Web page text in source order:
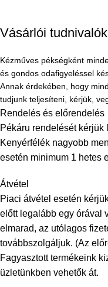
Vásárlói tudnivalók
Kézműves pékségként
és gondos odafigyeléssel
Annak érdekében, hogy
tudjunk teljesíteni, kérjük,
Rendelés és előrendelés
Pékáru rendelését
Kenyérfélék nagyobb
esetén minimum 1 hetes
Átvétel
Piaci átvétel esetén
előtt legalább egy órával
elmarad, az utólagos
továbbszolgáljuk. (Az
Fagyasztott termékeink
üzletünkben vehetők át.